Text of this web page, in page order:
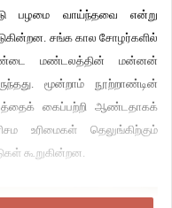
பழமை வாய்ந்தவை என்று
சங்க கால சோழர்களில்
மண்டலத்தின் மன்னன்
மூன்றாம் நூற்றாண்டின்
கைப்பற்றி ஆண்டதாகக்
உரிமைகள் தெலுங்கிற்கும்
கூறுகின்றன.